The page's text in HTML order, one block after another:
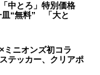
中とろ」特別価格
“無料” 「大と
ミニオンズ初コラ
テッカー、クリアポ